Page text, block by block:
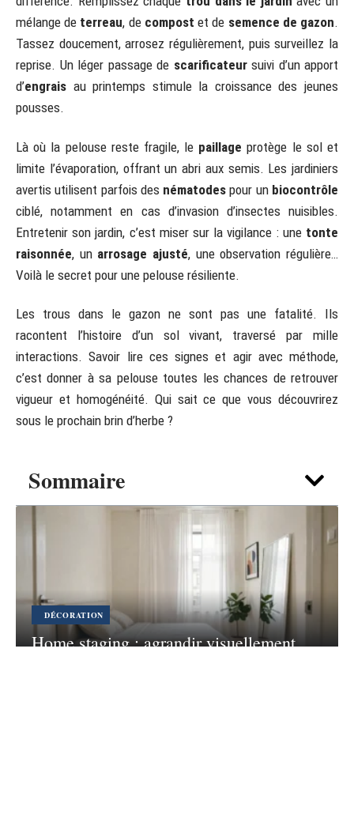
Sommaire
DÉCORATION
Home staging : agrandir visuellement
mélange de terreau, de compost et de semence de gazon.
Tassez doucement, arrosez régulièrement, puis surveillez la
reprise. Un léger passage de scarificateursuivi d’un apport
d’engrais au printemps stimule la croissance des jeunes
pousses.
Là où la pelouse reste fragile, le paillage protège le sol et
limite l’évaporation, offrant un abri aux semis. Les jardiniers
avertis utilisent parfois des nématodes pour un biocontrôle
ciblé, notamment en cas d’invasion d’insectes nuisibles.
Entretenir son jardin, c’est miser sur la vigilance : une tonte
raisonnée, un arrosage ajusté, une observation régulière…
Voilà le secret pour une pelouse résiliente.
Les trous dans le gazon ne sont pas une fatalité. Ils
racontent l’histoire d’un sol vivant, traversé par mille
interactions. Savoir lire ces signes et agir avec méthode,
c’est donner à sa pelouse toutes les chances de retrouver
vigueur et homogénéité. Qui sait ce que vous découvrirez
sous le prochain brin d’herbe ?